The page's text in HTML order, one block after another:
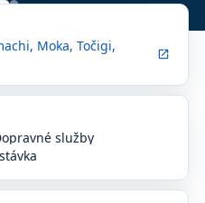
Moka, Točigi,
open_in_new
služby